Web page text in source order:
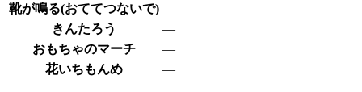
靴が鳴る(おててつないで) ―
きんたろう
―
おもちゃのマーチ
―
花いちもんめ
―